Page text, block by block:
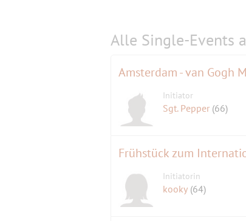
Alle Single-Events
Amsterdam - van Gogh
Initiator
Sgt. Pepper (66)
Frühstück zum
Initiatorin
kooky (64)